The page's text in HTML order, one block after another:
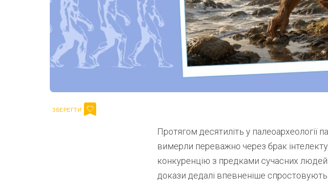
Протягом десятиліть у палеоархеології
вимерли переважно через брак
конкуренцію з предками сучасних
докази дедалі впевненіше